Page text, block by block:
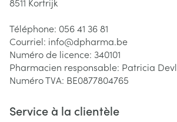
Téléphone: 056 41 36 81
Courriel: info@dpharma.be
Numéro de licence: 340101
Pharmacien responsable: Patricia
Numéro TVA: BE0877804765
Service à la clientèle